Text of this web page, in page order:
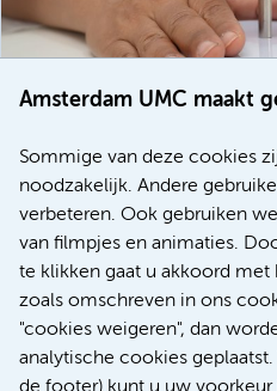
Amsterdam UMC maakt
Sommige van deze cookies
noodzakelijk. Andere
verbeteren. Ook gebruiken
van filmpjes en animaties.
te klikken gaat u akkoord
zoals omschreven in ons
"cookies weigeren", dan
analytische cookies
voor patiënten met